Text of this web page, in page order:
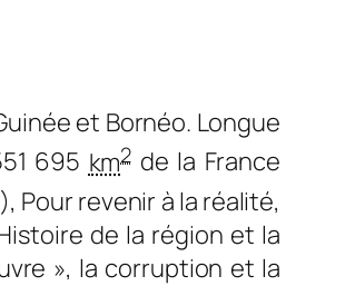
et Bornéo. Longue
695 km2 de la France
Pour revenir à la réalité,
de la région et la
», la corruption et la